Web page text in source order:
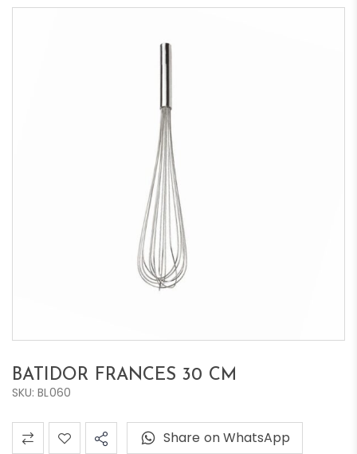
BATIDOR FRANCES 30 CM
SKU: BL060
Share on WhatsApp